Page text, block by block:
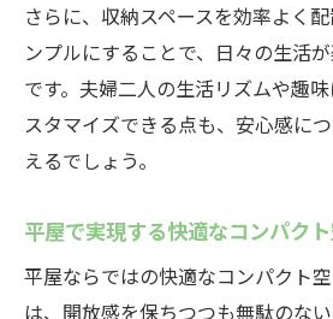
間取り
夫婦二人の動線に配慮し
屋
バリアフリー実現のため
り
コンパクトな平屋選びで失敗
さらに、収納スペースを効率よく
ンプルにすることで、日々の生活
です。夫婦二人の生活リズムや趣
スタマイズできる点も、安心感に
えるでしょう。
平屋で実現する快適なコンパク
平屋ならではの快適なコンパクト
は、開放感を保ちつつも無駄のない